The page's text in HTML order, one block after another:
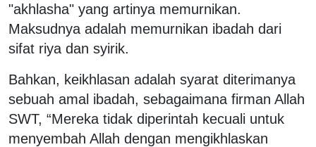
"akhlasha" yang artinya memurnikan.
Maksudnya adalah memurnikan ibadah dari
sifat riya dan syirik.
Bahkan, keikhlasan adalah syarat diterimanya
sebuah amal ibadah, sebagaimana firman Allah
SWT, “Mereka tidak diperintah kecuali untuk
menyembah Allah dengan mengikhlaskan